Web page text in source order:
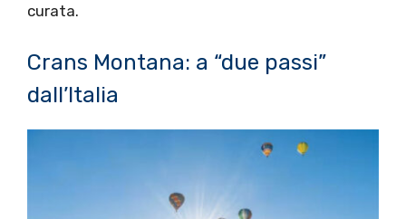
curata.
Crans Montana: a “due passi”
dall’Italia